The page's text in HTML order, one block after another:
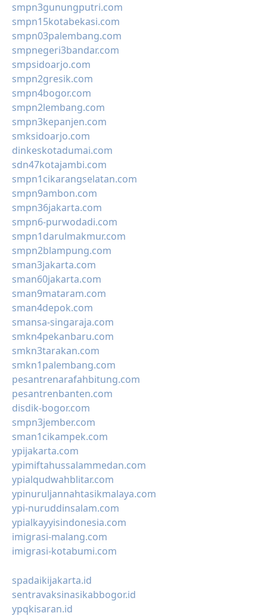
smpn3gunungputri.com
smpn15kotabekasi.com
smpn03palembang.com
smpnegeri3bandar.com
smpsidoarjo.com
smpn2gresik.com
smpn4bogor.com
smpn2lembang.com
smpn3kepanjen.com
smksidoarjo.com
dinkeskotadumai.com
sdn47kotajambi.com
smpn1cikarangselatan.com
smpn9ambon.com
smpn36jakarta.com
smpn6-purwodadi.com
smpn1darulmakmur.com
smpn2blampung.com
sman3jakarta.com
sman60jakarta.com
sman9mataram.com
sman4depok.com
smansa-singaraja.com
smkn4pekanbaru.com
smkn3tarakan.com
smkn1palembang.com
pesantrenarafahbitung.com
pesantrenbanten.com
disdik-bogor.com
smpn3jember.com
sman1cikampek.com
ypijakarta.com
ypimiftahussalammedan.com
ypialqudwahblitar.com
ypinuruljannahtasikmalaya.com
ypi-nuruddinsalam.com
ypialkayyisindonesia.com
imigrasi-malang.com
imigrasi-kotabumi.com
spadaikijakarta.id
sentravaksinasikabbogor.id
ypqkisaran.id